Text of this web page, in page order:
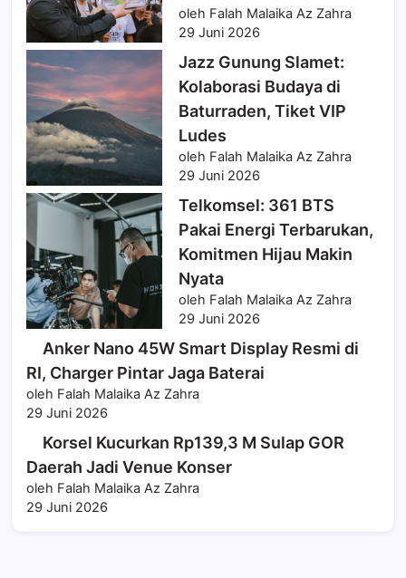
oleh Falah Malaika Az Zahra
29 Juni 2026
Jazz Gunung Slamet:
Kolaborasi Budaya di
Baturraden, Tiket VIP
Ludes
oleh Falah Malaika Az Zahra
29 Juni 2026
Telkomsel: 361 BTS
Pakai Energi Terbarukan,
Komitmen Hijau Makin
Nyata
oleh Falah Malaika Az Zahra
29 Juni 2026
Anker Nano 45W Smart Display Resmi di
RI, Charger Pintar Jaga Baterai
oleh Falah Malaika Az Zahra
29 Juni 2026
Korsel Kucurkan Rp139,3 M Sulap GOR
Daerah Jadi Venue Konser
oleh Falah Malaika Az Zahra
29 Juni 2026